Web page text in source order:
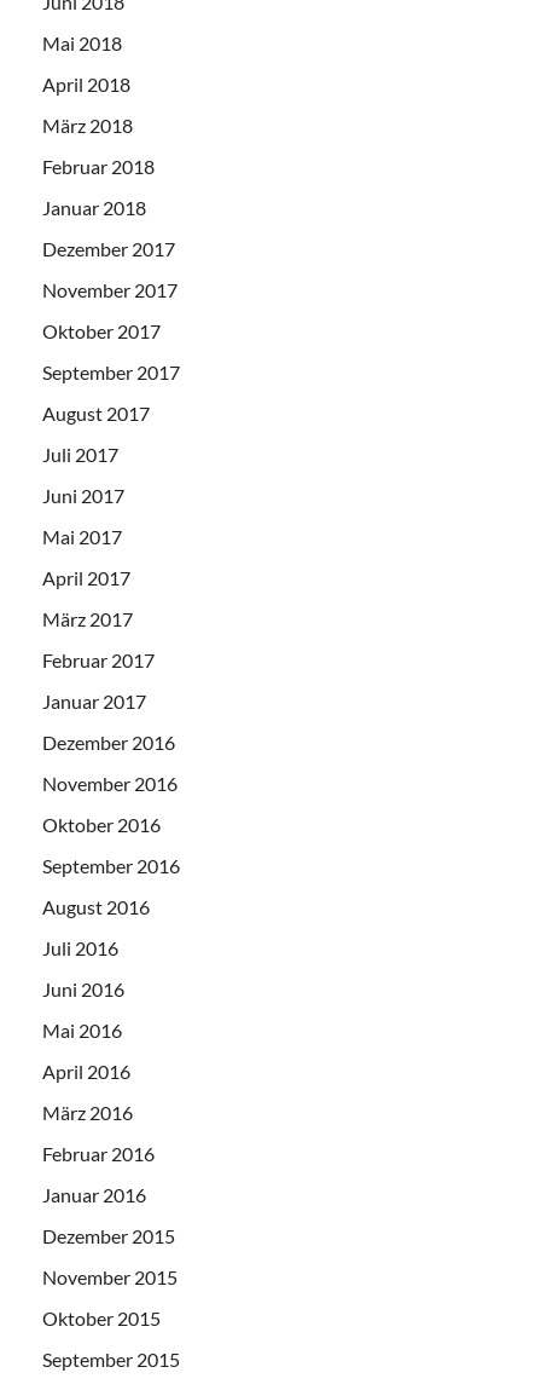
Mai 2018
April 2018
März 2018
Februar 2018
Januar 2018
Dezember 2017
November 2017
Oktober 2017
September 2017
August 2017
Juli 2017
Juni 2017
Mai 2017
April 2017
März 2017
Februar 2017
Januar 2017
Dezember 2016
November 2016
Oktober 2016
September 2016
August 2016
Juli 2016
Juni 2016
Mai 2016
April 2016
März 2016
Februar 2016
Januar 2016
Dezember 2015
November 2015
Oktober 2015
September 2015